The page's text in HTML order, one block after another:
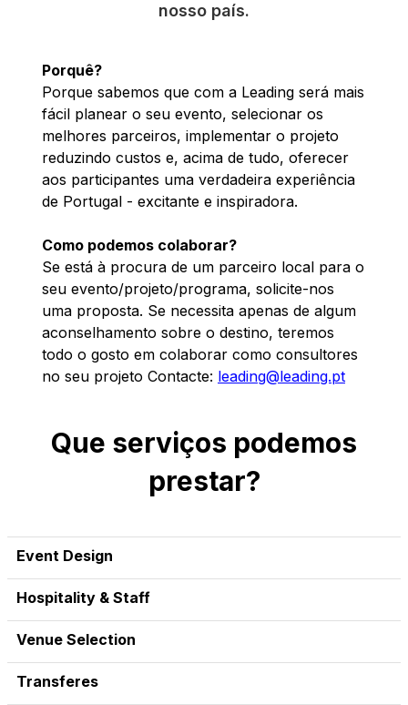
nosso país.
Porquê?
Porque sabemos que com a Leading será mais
fácil planear o seu evento, selecionar os
melhores parceiros, implementar o projeto
reduzindo custos e, acima de tudo, oferecer
aos participantes uma verdadeira experiência
de Portugal - excitante e inspiradora.
Como podemos colaborar?
Se está à procura de um parceiro local para o
seu evento/projeto/programa, solicite-nos
uma proposta. Se necessita apenas de algum
aconselhamento sobre o destino, teremos
todo o gosto em colaborar como consultores
no seu projeto Contacte: leading@leading.pt
Que serviços podemos
prestar?
Event Design
Hospitality & Staff
Venue Selection
Transferes